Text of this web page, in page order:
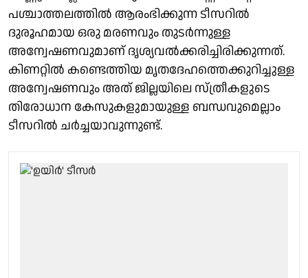
പശ്ചാത്തലത്തിൽ ആരംഭിക്കുന്ന ടീസറിൽ
ദുരൂഹമായ ഒരു മരണവും തുടർന്നുള്ള
അന്വേഷണവുമാണ് ദൃശ്യവൽക്കരിച്ചിരിക്കുന്നത്.
കിണറ്റിൽ കണ്ടെത്തിയ മൃതദേഹത്തെക്കുറിച്ചുള്ള
അന്വേഷണവും അത് ജില്ലയിലെ സ്ത്രീകളുടെ
തിരോധാന കേസുകളുമായുള്ള ബന്ധവുമെല്ലാം
ടീസറിൽ ചർച്ചയാവുന്നുണ്ട്.